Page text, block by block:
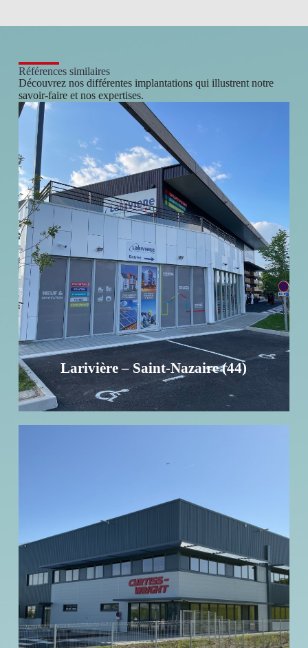
Références similaires
Découvrez nos différentes implantations qui illustrent notre
savoir-faire et nos expertises.
Larivière – Saint-Nazaire (44)
Larivière – Saint-Nazaire (44)
Investissement - Surface de 1 173 m² - 28 places de
parking
EN SAVOIR +
Curtiss-Wright – Cognac (16)
Investissement - Surface : 5 160 m² - 93 places de
parking
EN SAVOIR +